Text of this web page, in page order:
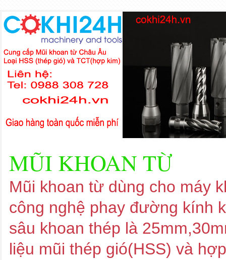
MŨI KHOAN TỪ
Mũi khoan từ dùng cho máy
công nghệ phay đường kính
sâu khoan thép là
liệu mũi thép gió(HSS) và